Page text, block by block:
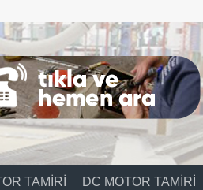
TAMIRI DC MOTOR TAMIRI